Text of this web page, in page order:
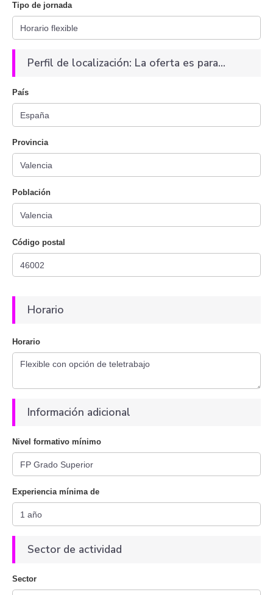
Tipo de jornada
Perfil de localización: La oferta es para...
País
Provincia
Población
Código postal
Horario
Horario
Información adicional
Nivel formativo mínimo
Experiencia mínima de
Sector de actividad
Sector